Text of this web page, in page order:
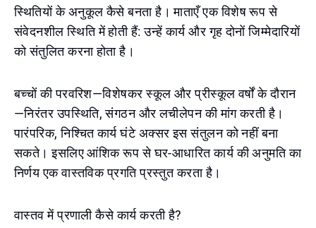
स्थितियों के अनुकूल कैसे बनता है। माताएँ एक विशेष रूप से
संवेदनशील स्थिति में होती हैं: उन्हें कार्य और गृह दोनों जिम्मेदारियों
को संतुलित करना होता है।
बच्चों की परवरिश—विशेषकर स्कूल और प्रीस्कूल वर्षों के दौरान
—निरंतर उपस्थिति, संगठन और लचीलेपन की मांग करती है।
पारंपरिक, निश्चित कार्य घंटे अक्सर इस संतुलन को नहीं बना
सकते। इसलिए आंशिक रूप से घर-आधारित कार्य की अनुमति का
निर्णय एक वास्तविक प्रगति प्रस्तुत करता है।
वास्तव में प्रणाली कैसे कार्य करती है?